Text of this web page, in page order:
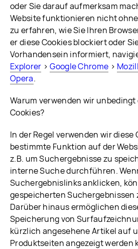
oder Sie darauf aufmerksam
Website funktionieren nicht ohne
zu erfahren, wie Sie Ihren
er diese Cookies blockiert oder
Vorhandensein informiert,
Explorer >Google Chrome >
Opera.
Warum verwenden wir
Cookies?
In der Regel verwenden wir diese
bestimmte Funktion auf der
z.B. um Suchergebnisse zu
interne Suche durchführen.
Suchergebnislinks anklicken,
gespeicherten Suchergebnissen
Darüber hinaus ermöglichen
Speicherung von
kürzlich angesehene Artikel auf
Produktseiten angezeigt werden